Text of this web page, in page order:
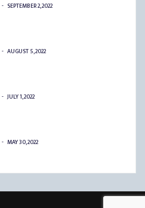
SEPTEMBER 2, 2022
AUGUST 5, 2022
JULY 1, 2022
MAY 30, 2022